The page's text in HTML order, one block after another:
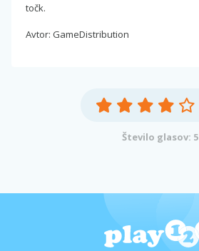
točk.
Avtor: GameDistribution
Število glasov: 5